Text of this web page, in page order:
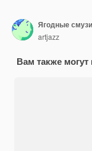
artjazz
Вам также